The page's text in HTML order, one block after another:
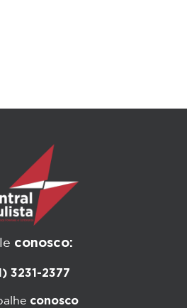
conosco:
3231-2377
conosco